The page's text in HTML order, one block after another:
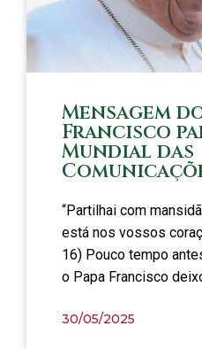
Mensagem
Francisco
Mundial das
“Partilhai com
está nos vossos
16) Pouco tempo
o Papa Francisco
30/05/2025